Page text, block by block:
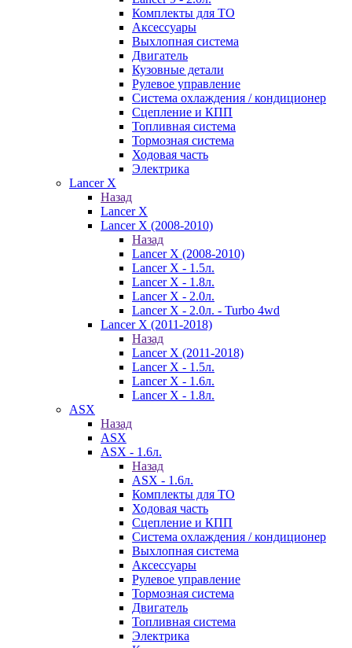
Комплекты для ТО
Аксессуары
Выхлопная система
Двигатель
Кузовные детали
Рулевое управление
Система охлаждения / кондиционер
Сцепление и КПП
Топливная система
Тормозная система
Ходовая часть
Электрика
Lancer X
Назад
Lancer X
Lancer X (2008-2010)
Назад
Lancer X (2008-2010)
Lancer X - 1.5л.
Lancer X - 1.8л.
Lancer X - 2.0л.
Lancer X - 2.0л. - Turbo 4wd
Lancer X (2011-2018)
Назад
Lancer X (2011-2018)
Lancer X - 1.5л.
Lancer X - 1.6л.
Lancer X - 1.8л.
ASX
Назад
ASX
ASX - 1.6л.
Назад
ASX - 1.6л.
Комплекты для ТО
Ходовая часть
Сцепление и КПП
Система охлаждения / кондиционер
Выхлопная система
Аксессуары
Рулевое управление
Тормозная система
Двигатель
Топливная система
Электрика